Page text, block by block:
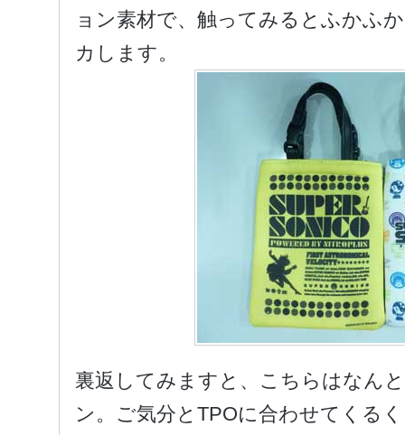
ョン素材で、触ってみるとふかふ
カします。
裏返してみますと、こちらはなん
ン。ご気分とTPOに合わせてくる